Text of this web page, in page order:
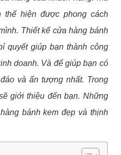
hiện được phong cách
Thiết kế cửa hàng bánh
quyết giúp bạn thành công
doanh. Và để giúp bạn có
và ấn tượng nhất. Trong
giới thiệu đến bạn. Những
bánh kem đẹp và thịnh